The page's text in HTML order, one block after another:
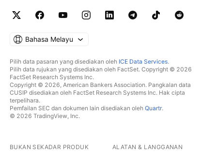
Bahasa Melayu
Pilih data pasaran yang disediakan oleh ICE Data Services.
Pilih data rujukan yang disediakan oleh FactSet. Copyright © 2026
FactSet Research Systems Inc.
Copyright © 2026, American Bankers Association. Pangkalan data
CUSIP disediakan oleh FactSet Research Systems Inc. Hak cipta
terpelihara.
Pemfailan SEC dan dokumen lain disediakan oleh Quartr.
© 2026 TradingView, Inc.
BUKAN SEKADAR PRODUK ALATAN & LANGGANAN